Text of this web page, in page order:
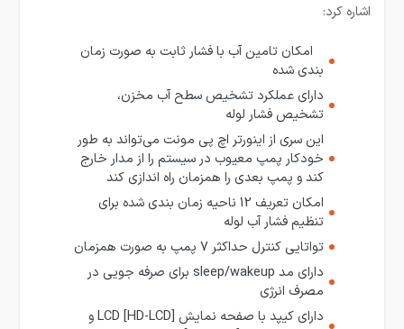
اشاره کرد:
امکان تامین آب با فشار ثابت به صورت زمان
بندی شده
دارای عملکرد تشخیص سطح آب مخزن،
تشخیص فشار لوله
این سری از اینورتر اچ پی مونت می‌تواند به طور
خودکار پمپ معیوب در سیستم را از مدار خارج
کند و پمپ بعدی را همزمان راه اندازی کند
امکان تعریف 12 ناحیه زمان بندی شده برای
تنظیم فشار آب لوله
تواتایی کنترل حداکثر 7 پمپ به صورت همزمان
دارای مد sleep/wakeup برای صرفه جویی در
مصرف انرژی
دارای کیپد با صفحه نمایش LCD [HD-LCD] و